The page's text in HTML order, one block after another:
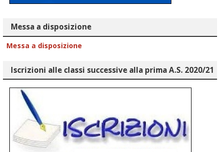
Messa a disposizione
Messa a disposizione
Iscrizioni alle classi successive alla prima A.S. 2020/21